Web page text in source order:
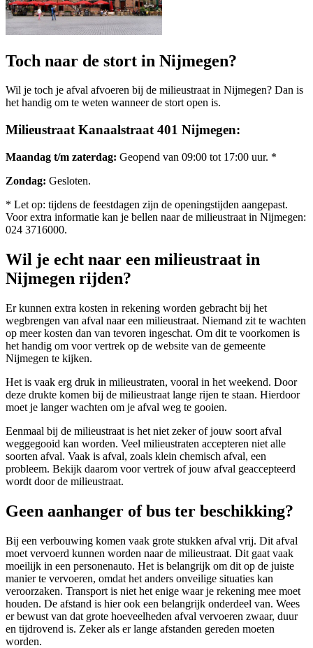
Toch naar de stort in Nijmegen?
Wil je toch je afval afvoeren bij de milieustraat in Nijmegen? Dan is
het handig om te weten wanneer de stort open is.
Milieustraat Kanaalstraat 401 Nijmegen:
Maandag t/m zaterdag: Geopend van 09:00 tot 17:00 uur. *
Zondag: Gesloten.
* Let op: tijdens de feestdagen zijn de openingstijden aangepast.
Voor extra informatie kan je bellen naar de milieustraat in Nijmegen:
024 3716000.
Wil je echt naar een milieustraat in
Nijmegen rijden?
Er kunnen extra kosten in rekening worden gebracht bij het
wegbrengen van afval naar een milieustraat. Niemand zit te wachten
op meer kosten dan van tevoren ingeschat. Om dit te voorkomen is
het handig om voor vertrek op de website van de gemeente
Nijmegen te kijken.
Het is vaak erg druk in milieustraten, vooral in het weekend. Door
deze drukte komen bij de milieustraat lange rijen te staan. Hierdoor
moet je langer wachten om je afval weg te gooien.
Eenmaal bij de milieustraat is het niet zeker of jouw soort afval
weggegooid kan worden. Veel milieustraten accepteren niet alle
soorten afval. Vaak is afval, zoals klein chemisch afval, een
probleem. Bekijk daarom voor vertrek of jouw afval geaccepteerd
wordt door de milieustraat.
Geen aanhanger of bus ter beschikking?
Bij een verbouwing komen vaak grote stukken afval vrij. Dit afval
moet vervoerd kunnen worden naar de milieustraat. Dit gaat vaak
moeilijk in een personenauto. Het is belangrijk om dit op de juiste
manier te vervoeren, omdat het anders onveilige situaties kan
veroorzaken. Transport is niet het enige waar je rekening mee moet
houden. De afstand is hier ook een belangrijk onderdeel van. Wees
er bewust van dat grote hoeveelheden afval vervoeren zwaar, duur
en tijdrovend is. Zeker als er lange afstanden gereden moeten
worden.